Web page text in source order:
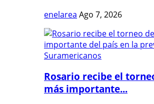
enelarea Ago 7, 2026
Rosario recibe el
más importante...